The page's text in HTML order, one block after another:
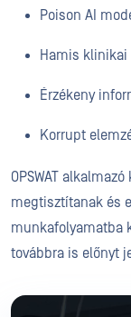
Poison AI
Hamis klinikai
Érzékeny
Korrupt
OPSWAT
megtisztítanak és
munkafolyamatba
továbbra is előnyt